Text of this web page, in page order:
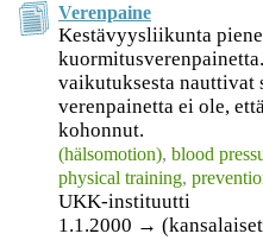
Verenpaine
Kestävyysliikunta
vaikutuksesta nauttivat
verenpainetta ei ole,
kohonnut.
(hälsomotion), blood
physical training,
UKK-instituutti
1.1.2000 →